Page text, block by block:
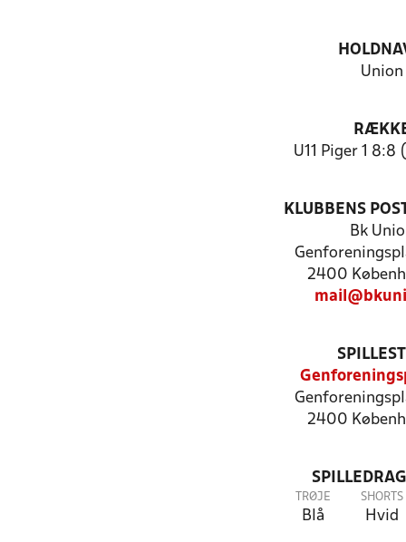
Union
U11 Piger 1 8:8
KLUBBENS
Bk
2400
2400
TRØJE
Blå
SHORTS
Hvid